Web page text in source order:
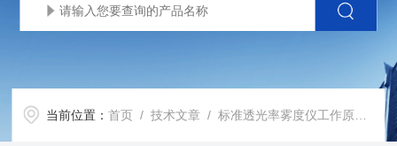
当前位置：首页 /技术文章 / 标准透光率雾度仪工作原理介绍